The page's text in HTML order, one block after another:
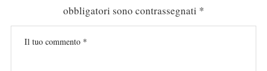
obbligatori sono contrassegnati *